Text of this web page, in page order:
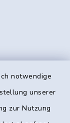
notwendige
unserer
zur Nutzung